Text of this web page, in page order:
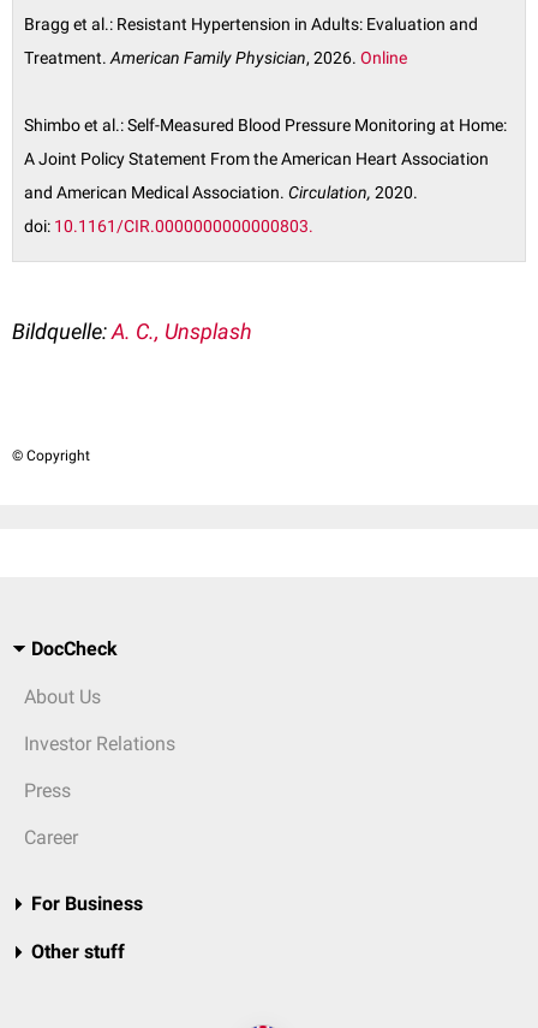
Bragg et al.: Resistant Hypertension in Adults: Evaluation and
Treatment.American Family Physician, 2026. Online
Shimbo et al.: Self-Measured Blood Pressure Monitoring at Home:
A Joint Policy Statement From the American Heart Association
and American Medical Association. Circulation, 2020.
doi: 10.1161/CIR.0000000000000803.
Bildquelle:A. C., Unsplash
© Copyright
DocCheck
About Us
Investor Relations
Press
Career
For Business
Other stuff